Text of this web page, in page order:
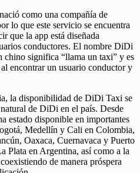
como una compañía de
lo que este servicio se encuentra
que la app está diseñada
conductores. El nombre DiDi
chino significa “llama un taxi” y es
encontrar un usuario conductor y
la disponibilidad de DiDi Taxi se
de DiDi en el país. Desde
estado disponible en importantes
Medellín y Cali en Colombia,
Oaxaca, Cuernavaca y Puerto
Plata en Argentina, así como a la
de manera próspera